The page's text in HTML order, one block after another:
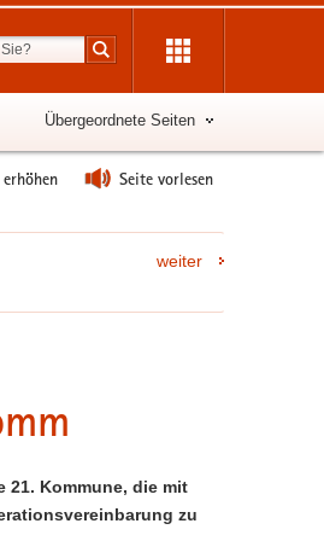
Suchbegriff
Suche starten
Übergeordnete Seiten
Seite vorlesen
weiter
21. Kommune, die mit
zu